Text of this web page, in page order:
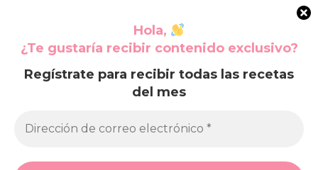
Imprimir receta
Ensalada de Garbanzos:
Receta para salir de la
rutina
Hola,
¿Te gustaría recibir contenido exclusivo?
Regístrate para recibir todas las recetas
del mes